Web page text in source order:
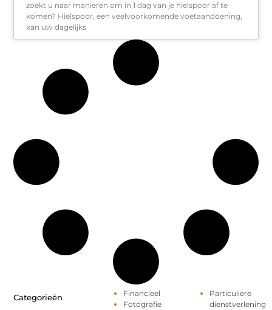
zoekt u naar manieren om in 1 dag van je hielspoor af te
komen? Hielspoor, een veelvoorkomende voetaandoening,
kan uw dagelijks
Categorieën
Financieel
Fotografie
Particuliere
dienstverlening